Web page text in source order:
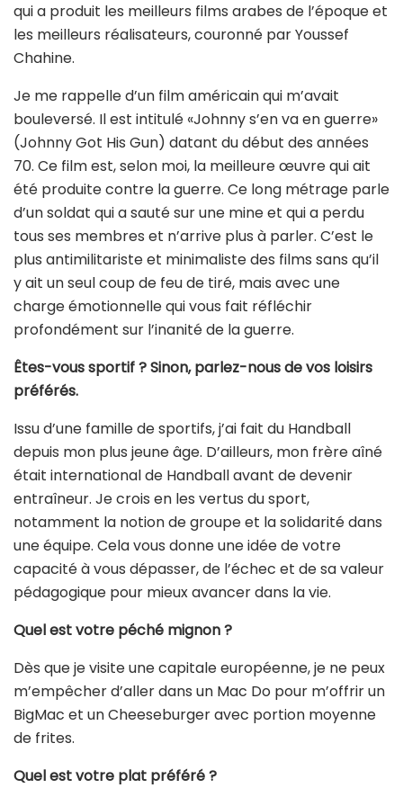
qui a produit les meilleurs films arabes de l’époque et
les meilleurs réalisateurs, couronné par Youssef
Chahine.
Je me rappelle d’un film américain qui m’avait
bouleversé. Il est intitulé «Johnny s’en va en guerre»
(Johnny Got His Gun) datant du début des années
70. Ce film est, selon moi, la meilleure œuvre qui ait
été produite contre la guerre. Ce long métrage parle
d’un soldat qui a sauté sur une mine et qui a perdu
tous ses membres et n’arrive plus à parler. C’est le
plus antimilitariste et minimaliste des films sans qu’il
y ait un seul coup de feu de tiré, mais avec une
charge émotionnelle qui vous fait réfléchir
profondément sur l’inanité de la guerre.
Êtes-vous sportif ? Sinon, parlez-nous de vos loisirs
préférés.
Issu d’une famille de sportifs, j’ai fait du Handball
depuis mon plus jeune âge. D’ailleurs, mon frère aîné
était international de Handball avant de devenir
entraîneur. Je crois en les vertus du sport,
notamment la notion de groupe et la solidarité dans
une équipe. Cela vous donne une idée de votre
capacité à vous dépasser, de l’échec et de sa valeur
pédagogique pour mieux avancer dans la vie.
Quel est votre péché mignon ?
Dès que je visite une capitale européenne, je ne peux
m’empêcher d’aller dans un Mac Do pour m’offrir un
BigMac et un Cheeseburger avec portion moyenne
de frites.
Quel est votre plat préféré ?